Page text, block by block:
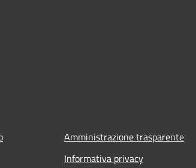
Amministrazione trasparente
Informativa privacy